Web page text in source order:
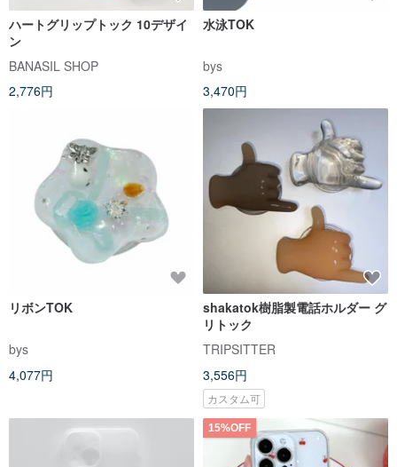
ハートグリップトック 10デザイ
ン
BANASIL SHOP
2,776円
水泳TOK
bys
3,470円
リボンTOK
bys
4,077円
shakatok樹脂製電話ホルダー グ
リトック
TRIPSITTER
3,556円
カスタム可
15%OFF